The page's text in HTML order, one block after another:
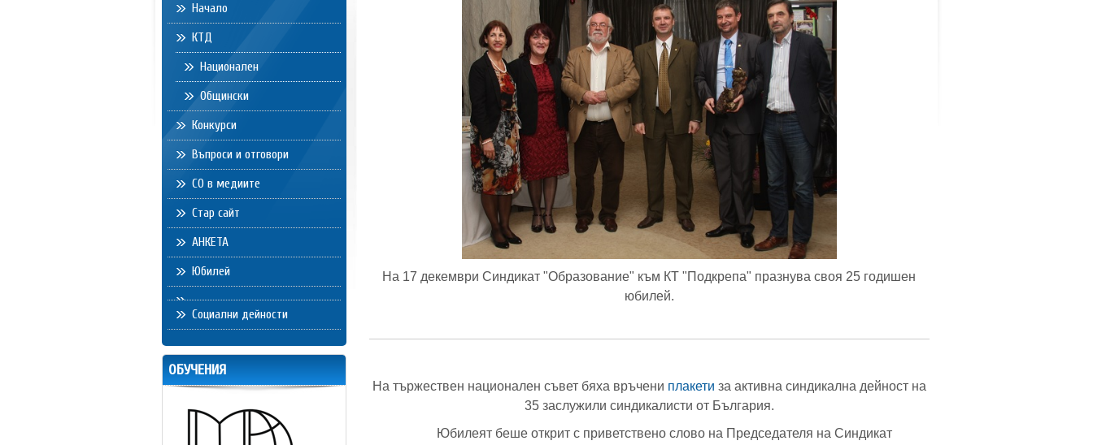
На 17 декември Синдикат "Образование" към КТ "Подкрепа" празнува своя 25 годишен
юбилей.
На тържествен национален съвет бяха връчени плакети за активна синдикална дейност на
35 заслужили синдикалисти от България.
Юбилеят беше открит с приветствено слово на Председателя на Синдикат
Начало
КТД
Национален
Общински
Конкурси
Въпроси и отговори
СО в медиите
Стар сайт
АНКЕТА
Юбилей
Социални дейности
ОБУЧЕНИЯ